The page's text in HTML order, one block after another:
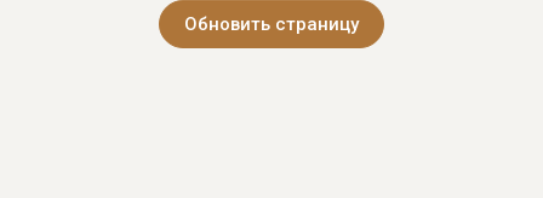
Обновить страницу